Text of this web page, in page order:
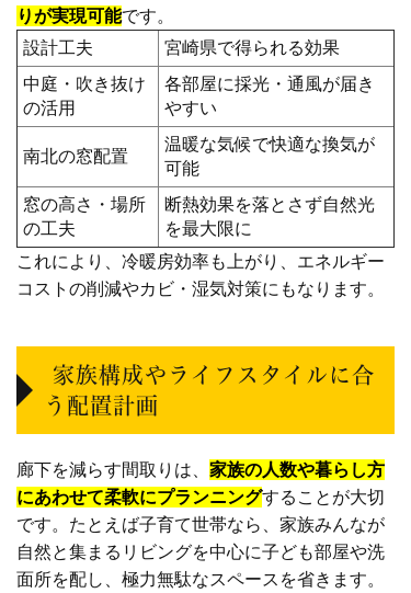
りが実現可能です。
設計工夫
宮崎県で得られる効果
中庭・吹き抜け
の活用
各部屋に採光・通風が届き
やすい
南北の窓配置
温暖な気候で快適な換気が
可能
窓の高さ・場所
の工夫
断熱効果を落とさず自然光
を最大限に
これにより、冷暖房効率も上がり、エネルギー
コストの削減やカビ・湿気対策にもなります。
家族構成やライフスタイルに合
う配置計画
廊下を減らす間取りは、 家族の人数や暮らし方
にあわせて柔軟にプランニングすることが大切
です。たとえば子育て世帯なら、家族みんなが
自然と集まるリビングを中心に子ども部屋や洗
面所を配し、極力無駄なスペースを省きます。